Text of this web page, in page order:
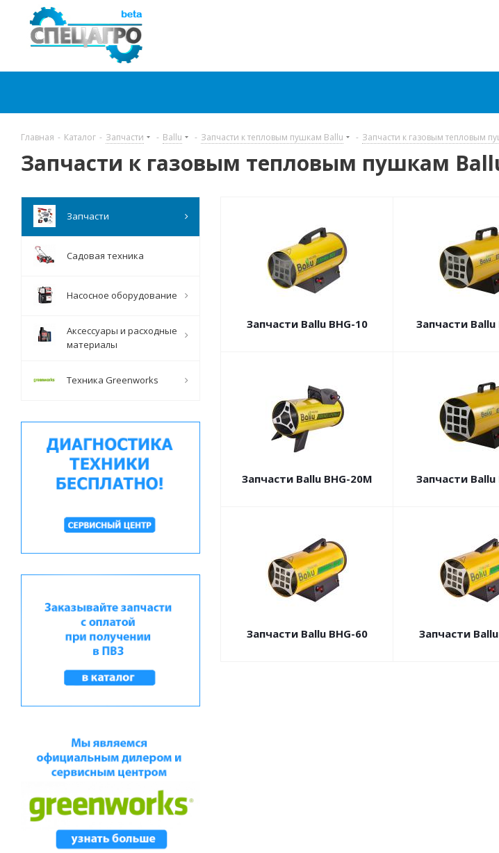
Главная - Каталог - Запчасти - Ballu - Запчасти к тепловым пушкам Ballu - Запчасти к газовым тепловым
Запчасти к газовым тепловым пушкам
Запчасти Ballu BHG-10 Запчасти Ballu
Запчасти Ballu BHG-20M Запчасти Ballu
Запчасти Ballu BHG-60 Запчасти
Запчасти
Садовая техника
Насосное оборудование
Аксессуары и расходные
материалы
Техника Greenworks